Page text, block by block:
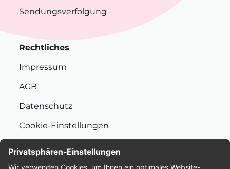
Sendungsverfolgung
Rechtliches
Impressum
AGB
Datenschutz
Cookie-Einstellungen